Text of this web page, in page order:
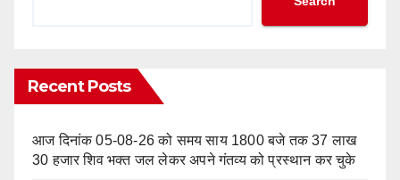
Recent Posts
आज दिनांक 05-08-26 को समय साय 1800 बजे तक 37 लाख
30 हजार शिव भक्त जल लेकर अपने गंतव्य को प्रस्थान कर चुके